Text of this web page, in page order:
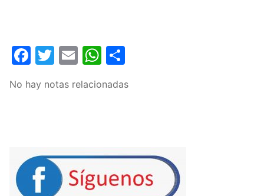
Facebook
Twitter
EmailWhatsApp
No hay notas relacionadas